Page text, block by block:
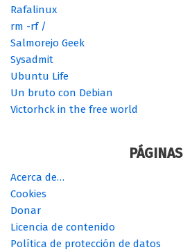
Rafalinux
rm -rf /
Salmorejo Geek
Sysadmit
Ubuntu Life
Un bruto con Debian
Victorhck in the free world
PÁGINAS
Acerca de…
Cookies
Donar
Licencia de contenido
Política de protección de datos